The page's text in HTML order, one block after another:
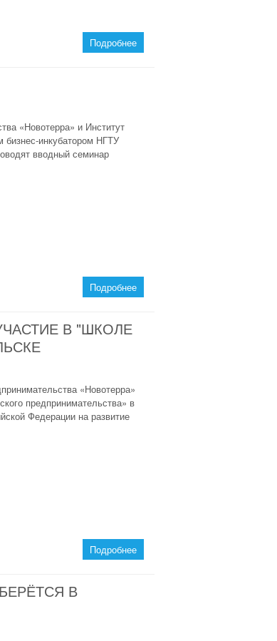
Подробнее
«Новотерра» и Институт
бизнес-инкубатором НГТУ
вводный семинар
Подробнее
В "ШКОЛЕ
«Новотерра»
предпринимательства» в
Федерации на развитие
Подробнее
В